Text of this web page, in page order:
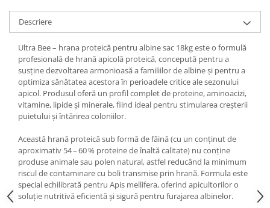
Descriere
Ultra Bee – hrana proteică pentru albine sac 18kg este o formulă
profesională de hrană apicolă proteică, concepută pentru a
susține dezvoltarea armonioasă a familiilor de albine și pentru a
optimiza sănătatea acestora în perioadele critice ale sezonului
apicol. Produsul oferă un profil complet de proteine, aminoacizi,
vitamine, lipide și minerale, fiind ideal pentru stimularea creșterii
puietului și întărirea coloniilor.
Această hrană proteică sub formă de făină (cu un conținut de
aproximativ 54 – 60 % proteine de înaltă calitate) nu conține
produse animale sau polen natural, astfel reducând la minimum
riscul de contaminare cu boli transmise prin hrană. Formula este
special echilibrată pentru Apis mellifera, oferind apicultorilor o
soluție nutritivă eficientă și sigură pentru furajarea albinelor.